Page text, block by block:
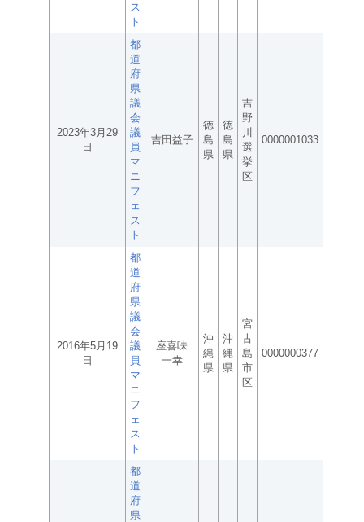
ス
ト
2023年3月29
日
都
道
府
県
議
会
議
員
マ
ニ
フ
ェ
ス
ト
吉田益子
徳
島
県
徳
島
県
吉
野
川
選
挙
区
0000001033
2016年5月19
日
都
道
府
県
議
会
議
員
マ
ニ
フ
ェ
ス
ト
座喜味
一幸
沖
縄
県
沖
縄
県
宮
古
島
市
区
0000000377
都
道
府
県